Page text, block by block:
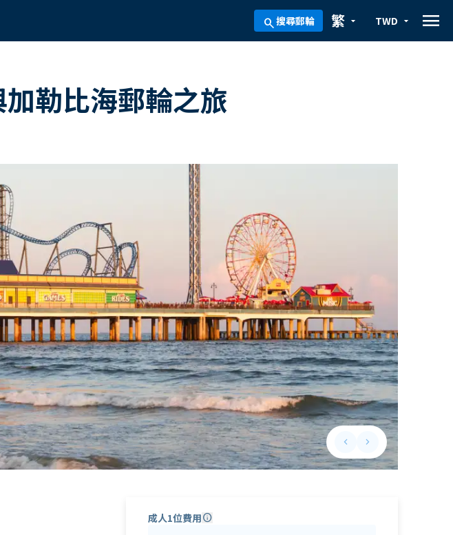
search搜尋郵輪 arrow_drop_down
繁 arrow_drop_down
TWD menu
勒比海郵輪之旅
keyboard_arrow_leftPrevious slide
keyboard_arrow_rightNext slide
成人1位費用info